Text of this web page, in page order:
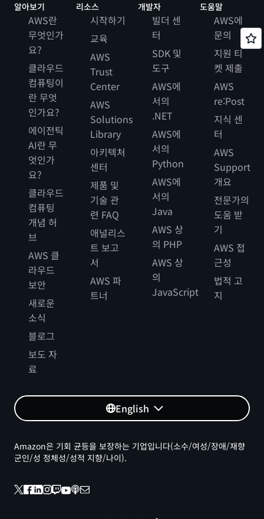
알아보기
AWS란
무엇인가
요?
클라우드
컴퓨팅이
란 무엇
인가요?
에이전틱
AI란 무
엇인가
요?
클라우드
컴퓨팅
개념 허
브
AWS 클
라우드
보안
새로운
소식
블로그
보도 자
료
리소스
시작하기
교육
AWS
Trust
Center
AWS
Solutions
Library
아키텍처
센터
제품 및
기술 관
련 FAQ
애널리스
트 보고
서
AWS 파
트너
개발자
빌더 센
터
SDK 및
도구
AWS에
서의
.NET
AWS에
서의
Python
AWS에
서의
Java
AWS 상
의 PHP
AWS 상
의
JavaScript
도움말
AWS에
문의
지원 티
켓 제출
AWS
re:Post
지식 센
터
AWS
Support
개요
전문가의
도움 받
기
AWS 접
근성
법적 고
지
English
Amazon은 기회 균등을 보장하는 기업입니다(소수/여성/장애/재향
군인/성 정체성/성적 지향/나이).